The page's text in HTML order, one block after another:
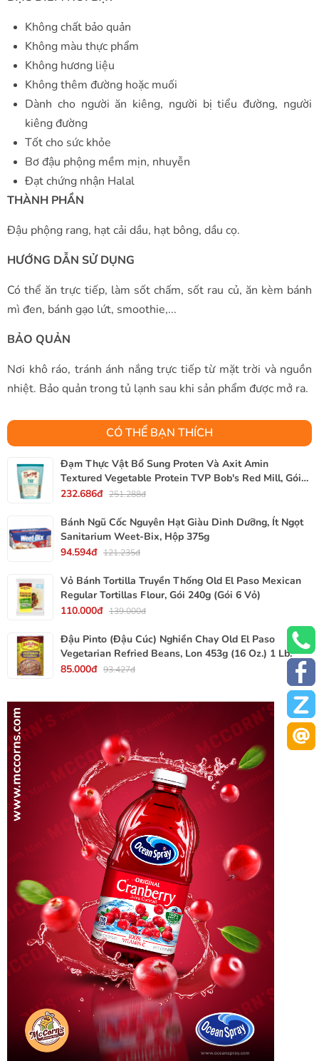
Không chất bảo quản
Không màu thực phẩm
Không hương liệu
Không thêm đường hoặc muối
Dành cho người ăn kiêng, người bị tiểu đường, người
kiêng đường
Tốt cho sức khỏe
Bơ đậu phộng mềm mịn, nhuyễn
Đạt chứng nhận Halal
THÀNH PHẦN
Đậu phộng rang, hạt cải dầu, hạt bông, dầu cọ.
HƯỚNG DẪN SỬ DỤNG
Có thể ăn trực tiếp, làm sốt chấm, sốt rau củ, ăn kèm bánh
mì đen, bánh gạo lứt, smoothie,...
BẢO QUẢN
Nơi khô ráo, tránh ánh nắng trực tiếp từ mặt trời và nguồn
nhiệt. Bảo quản trong tủ lạnh sau khi sản phẩm được mở ra.
CÓ THỂ BẠN THÍCH
Đạm Thực Vật Bổ Sung Proten Và Axit Amin
Textured Vegetable Protein TVP Bob's Red Mill, Gói
340g, 12 Oz.
232.686đ 251.288đ
Bánh Ngũ Cốc Nguyên Hạt Giàu Dinh Dưỡng, Ít Ngọt
Sanitarium Weet-Bix, Hộp 375g
94.594đ 121.235đ
Vỏ Bánh Tortilla Truyền Thống Old El Paso Mexican
Regular Tortillas Flour, Gói 240g (Gói 6 Vỏ)
110.000đ 139.000đ
Đậu Pinto (Đậu Cúc) Nghiền Chay Old El Paso
Vegetarian Refried Beans, Lon 453g (16 Oz.) 1 Lb.
85.000đ 93.427đ